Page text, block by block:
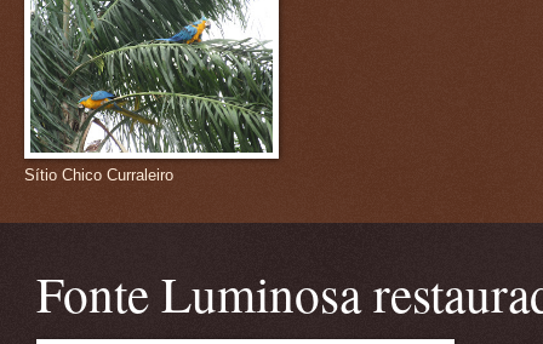
Sítio Chico Curraleiro
Fonte Luminosa